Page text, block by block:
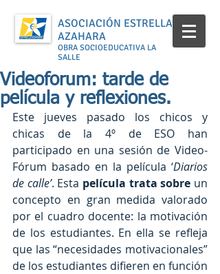
ASOCIACIÓN ESTRELLA
AZAHARA
OBRA SOCIOEDUCATIVA LA
SALLE
Videoforum: tarde de
película y reflexiones.
Este jueves pasado los chicos y
chicas de la 4º de ESO han
participado en una sesión de Video-
Fórum basado en la película ‘Diarios
de calle’. Esta película trata sobre un
concepto en gran medida valorado
por el cuadro docente: la motivación
de los estudiantes. En ella se refleja
que las “necesidades motivacionales”
de los estudiantes difieren en función